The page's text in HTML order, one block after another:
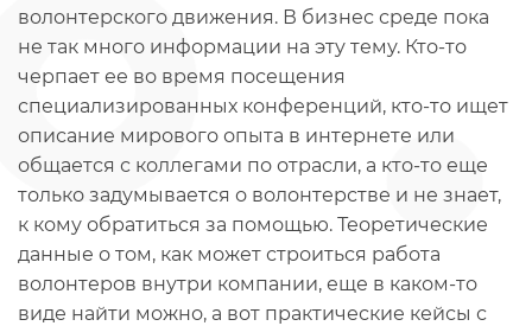
волонтерского движения. В бизнес среде пока
не так много информации на эту тему. Кто-то
черпает ее во время посещения
специализированных конференций, кто-то ищет
описание мирового опыта в интернете или
общается с коллегами по отрасли, а кто-то еще
только задумывается о волонтерстве и не знает,
к кому обратиться за помощью. Теоретические
данные о том, как может строиться работа
волонтеров внутри компании, еще в каком-то
виде найти можно, а вот практические кейсы с